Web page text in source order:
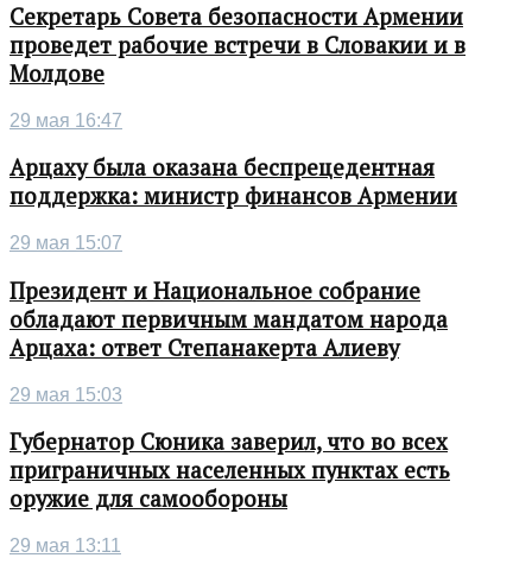
Секретарь Совета безопасности Армении
проведет рабочие встречи в Словакии и в
Молдове
29 мая 16:47
Арцаху была оказана беспрецедентная
поддержка: министр финансов Армении
29 мая 15:07
Президент и Национальное собрание
обладают первичным мандатом народа
Арцаха: ответ Степанакерта Алиеву
29 мая 15:03
Губернатор Сюника заверил, что во всех
приграничных населенных пунктах есть
оружие для самообороны
29 мая 13:11